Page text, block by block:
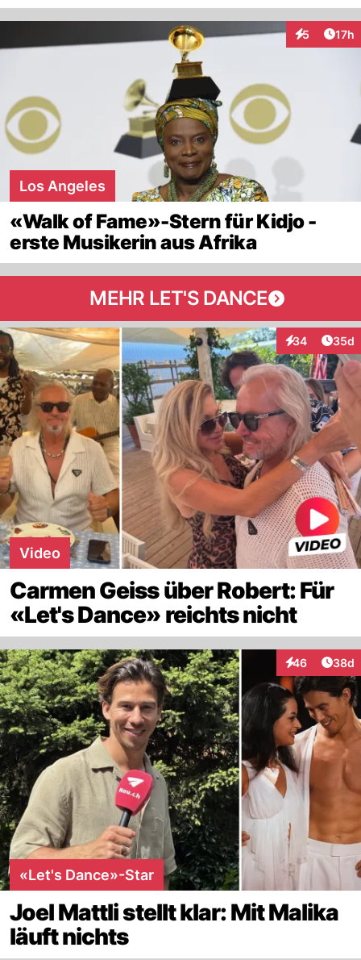
5 17h
Los Angeles
«Walk of Fame»-Stern für Kidjo -
erste Musikerin aus Afrika
MEHR LET'S DANCE
34
Interaktionen
35d
Video
Carmen Geiss über Robert: Für
«Let's Dance» reichts nicht
46
Interaktionen
38d
«Let's Dance»-Star
Joel Mattli stellt klar: Mit Malika
läuft nichts